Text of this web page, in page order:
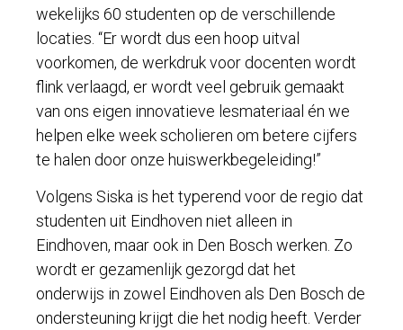
wekelijks 60 studenten op de verschillende
locaties. “Er wordt dus een hoop uitval
voorkomen, de werkdruk voor docenten wordt
flink verlaagd, er wordt veel gebruik gemaakt
van ons eigen innovatieve lesmateriaal én we
helpen elke week scholieren om betere cijfers
te halen door onze huiswerkbegeleiding!”
Volgens Siska is het typerend voor de regio dat
studenten uit Eindhoven niet alleen in
Eindhoven, maar ook in Den Bosch werken. Zo
wordt er gezamenlijk gezorgd dat het
onderwijs in zowel Eindhoven als Den Bosch de
ondersteuning krijgt die het nodig heeft. Verder